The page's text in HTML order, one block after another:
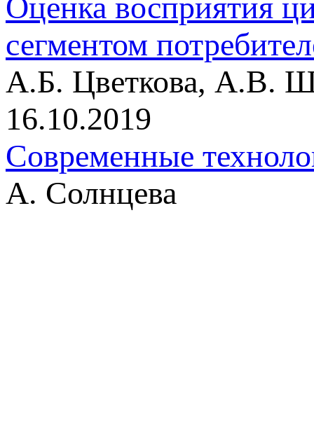
Оценка восприятия
сегментом
А.Б. Цветкова, А.В.
16.10.2019
Современные
А. Солнцева